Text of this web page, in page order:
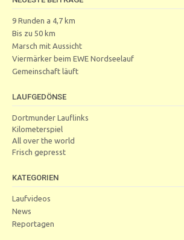
9 Runden a 4,7 km
Bis zu 50 km
Marsch mit Aussicht
Viermärker beim EWE Nordseelauf
Gemeinschaft läuft
LAUFGEDÖNSE
Dortmunder Lauflinks
Kilometerspiel
All over the world
Frisch gepresst
KATEGORIEN
Laufvideos
News
Reportagen